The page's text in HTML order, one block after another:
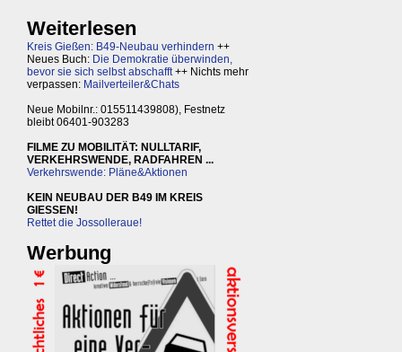
Weiterlesen
Kreis Gießen: B49-Neubau verhindern ++
Neues Buch: Die Demokratie überwinden,
bevor sie sich selbst abschafft++ Nichts mehr
verpassen: Mailverteiler&Chats
Neue Mobilnr.: 015511439808), Festnetz
bleibt 06401-903283
FILME ZU MOBILITÄT: NULLTARIF,
VERKEHRSWENDE, RADFAHREN ...
Verkehrswende: Pläne&Aktionen
KEIN NEUBAU DER B49 IM KREIS
GIESSEN!
Rettet die Jossolleraue!
Werbung